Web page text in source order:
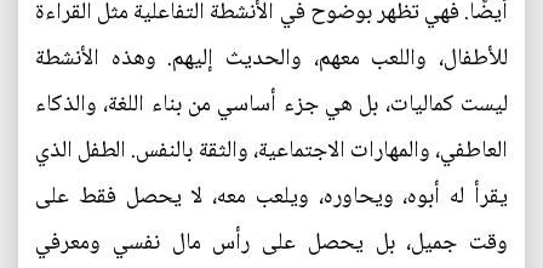
أيضًا. فهي تظهر بوضوح في الأنشطة التفاعلية مثل القراءة
للأطفال، واللعب معهم، والحديث إليهم. وهذه الأنشطة
ليست كماليات، بل هي جزء أساسي من بناء اللغة، والذكاء
العاطفي، والمهارات الاجتماعية، والثقة بالنفس. الطفل الذي
يقرأ له أبوه، ويحاوره، ويلعب معه، لا يحصل فقط على
وقت جميل، بل يحصل على رأس مال نفسي ومعرفي